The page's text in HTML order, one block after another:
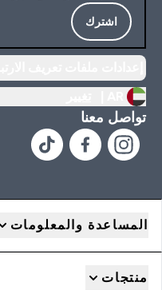
اشترك
تواصل معنا
المساعدة والمعلومات
منتجات